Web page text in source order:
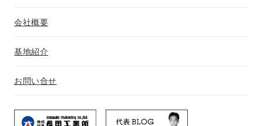
会社概要
基地紹介
お問い合せ